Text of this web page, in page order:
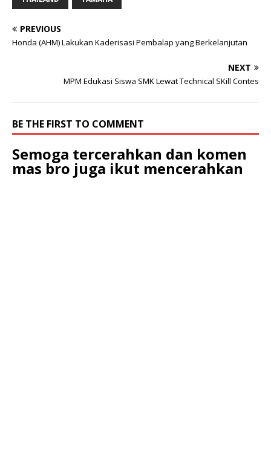
PREVIOUS
Honda (AHM) Lakukan Kaderisasi Pembalap yang Berkelanjutan
NEXT
MPM Edukasi Siswa SMK Lewat Technical SKill Contes
BE THE FIRST TO COMMENT
Semoga tercerahkan dan komen
mas bro juga ikut mencerahkan